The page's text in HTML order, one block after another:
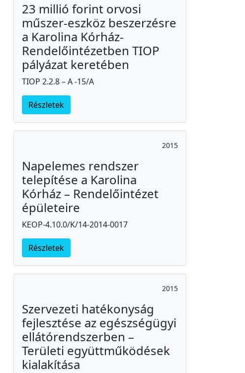
23 millió forint orvosi
műszer-eszköz beszerzésre
a Karolina Kórház-
Rendelőintézetben TIOP
pályázat keretében
TIOP 2.2.8 – A -15/A
Részletek
2015
Napelemes rendszer
telepítése a Karolina
Kórház – Rendelőintézet
épületeire
KEOP-4.10.0/K/14-2014-0017
Részletek
2015
Szervezeti hatékonyság
fejlesztése az egészségügyi
ellátórendszerben –
Területi együttműködések
kialakítása